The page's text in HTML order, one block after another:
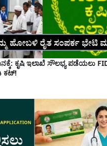
ಕೃಷಿ ಇಲಾಖೆ ಸೌಲಭ್ಯ ಪಡೆಯಲು
ಕಟ್!